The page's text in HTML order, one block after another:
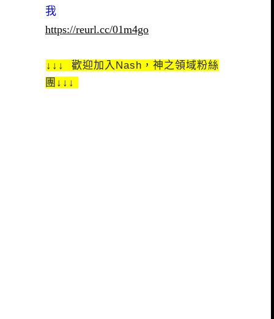
我
https://reurl.cc/01m4go
↓↓↓ 歡迎加入Nash，神之領域粉絲
團↓↓↓